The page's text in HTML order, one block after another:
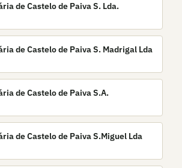
de Castelo de Paiva S. Lda.
de Castelo de Paiva S. Madrigal Lda
de Castelo de Paiva S.A.
de Castelo de Paiva S.Miguel Lda